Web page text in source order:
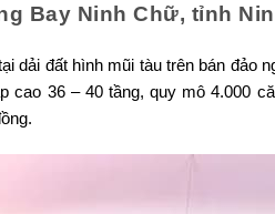
Bay Ninh Chữ, tỉnh
dải đất hình mũi tàu trên bán đảo
cao 36 – 40 tầng, quy mô 4.000